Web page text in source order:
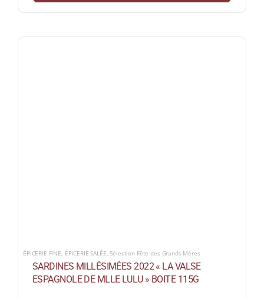
ÉPICERIE FINE ÉPICERIE SALÉE ,Sélection Fête des Grands-Mères
SARDINES MILLÉSIMÉES 2022 « LA VALSE
ESPAGNOLE DE MLLE LULU » BOITE 115G